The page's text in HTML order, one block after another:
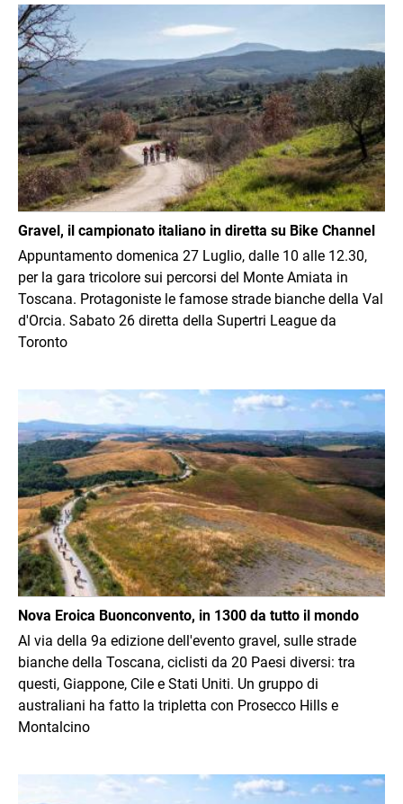
Immagine
Gravel, il campionato italiano in diretta su Bike Channel
Appuntamento domenica 27 Luglio, dalle 10 alle 12.30,
per la gara tricolore sui percorsi del Monte Amiata in
Toscana. Protagoniste le famose strade bianche della Val
d'Orcia. Sabato 26 diretta della Supertri League da
Toronto
Nova Eroica Buonconvento, in 1300 da tutto il mondo
Al via della 9a edizione dell'evento gravel, sulle strade
bianche della Toscana, ciclisti da 20 Paesi diversi: tra
questi, Giappone, Cile e Stati Uniti. Un gruppo di
australiani ha fatto la tripletta con Prosecco Hills e
Montalcino